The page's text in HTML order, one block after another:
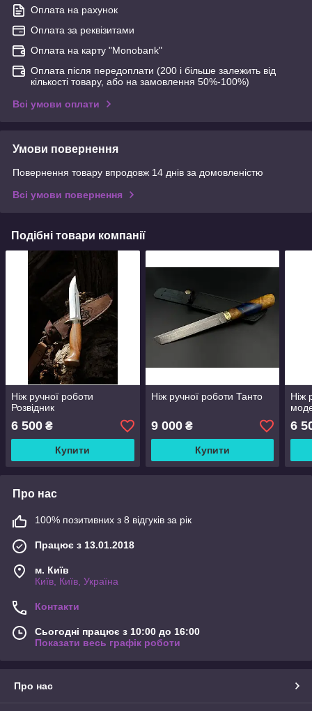
Оплата на рахунок
Оплата за реквізитами
Оплата на карту "Monobank"
Оплата після передоплати (200 і більше залежить від
кількості товару, або на замовлення 50%-100%)
Всі умови оплати
Умови повернення
Повернення товару впродовж 14 днів за домовленістю
Всі умови повернення
Подібні товари компанії
Ніж ручної роботи
Розвідник
6 500 ₴
Купити
Ніж ручної роботи Танто
9 000₴
Купити
Ніж
6
Про нас
100% позитивних з 8 відгуків за рік
Працює з 13.01.2018
м. Київ
Київ, Київ, Україна
Контакти
Сьогодні працює з 10:00 до 16:00
Показати весь графік роботи
Про нас